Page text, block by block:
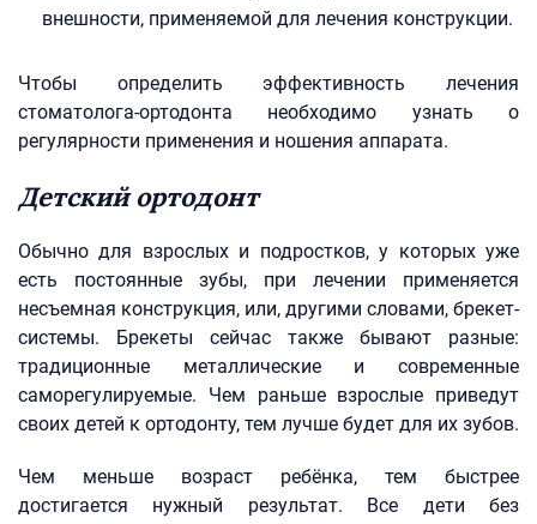
внешности, применяемой для лечения конструкции.
Чтобы определить эффективность лечения
стоматолога-ортодонта необходимо узнать о
регулярности применения и ношения аппарата.
Детский ортодонт
Обычно для взрослых и подростков, у которых уже
есть постоянные зубы, при лечении применяется
несъемная конструкция, или, другими словами, брекет-
системы. Брекеты сейчас также бывают разные:
традиционные металлические и современные
саморегулируемые. Чем раньше взрослые приведут
своих детей к ортодонту, тем лучше будет для их зубов.
Чем меньше возраст ребёнка, тем быстрее
достигается нужный результат. Все дети без